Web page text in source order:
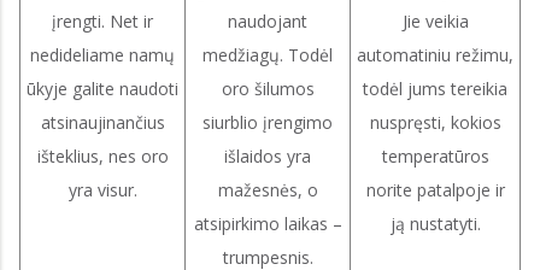
įrengti. Net ir
nedideliame namų
ūkyje galite naudoti
atsinaujinančius
išteklius, nes oro
yra visur.
naudojant
medžiagų. Todėl
oro šilumos
siurblio įrengimo
išlaidos yra
mažesnės, o
atsipirkimo laikas –
trumpesnis.
Jie veikia
automatiniu režimu,
todėl jums tereikia
nuspręsti, kokios
temperatūros
norite patalpoje ir
ją nustatyti.